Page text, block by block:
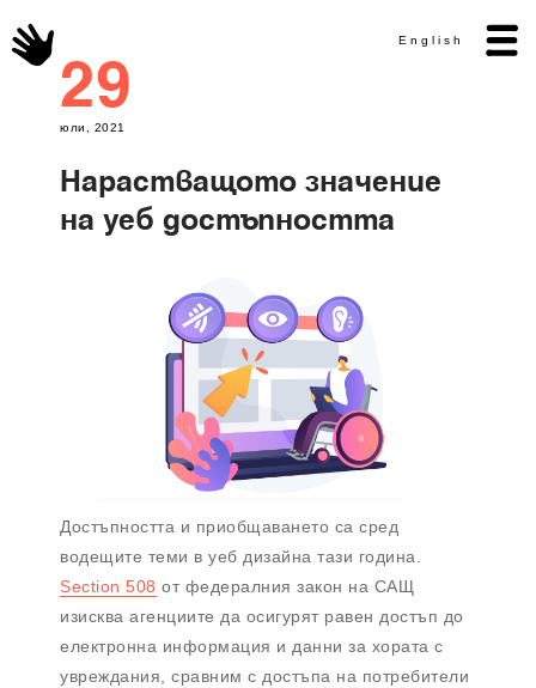
English
29
юли, 2021
Нарастващото значение
на уеб достъпността
Достъпността и приобщаването са сред
водещите теми в уеб дизайна тази година.
Section 508 от федералния закон на САЩ
изисква агенциите да осигурят равен достъп до
електронна информация и данни за хората с
увреждания, сравним с достъпа на потребители